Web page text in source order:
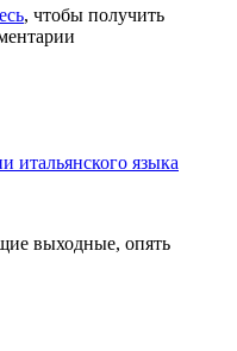
, чтобы получить
итальянского языка
выходные, опять